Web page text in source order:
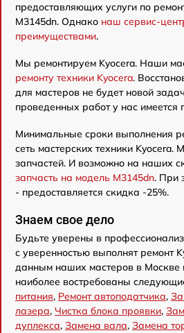
предоставляющих услуги по
M3145dn. Однако наш сервис-
преимуществами.
Мы ремонтируем Kyocera. Наши
ремонту техники Kyocera.
для мастеров не будет новой
проведенных работ у нас имеется
Минимальные сроки выполнения
сеть мастерских техники Kyocera.
запчастей. И возможно на наших
запчасть на модель M3145dn. При
- предоставляется скидка -25%.
Знаем свое дело
Будьте уверены в
с уверенностью выполнят ремонт
данным наших мастеров в Москве
наиболее востребованы
питания, Ремонт автоподатчика,
лазера, Чистка блока проявки,
дуплекса, Замена вала, Замена